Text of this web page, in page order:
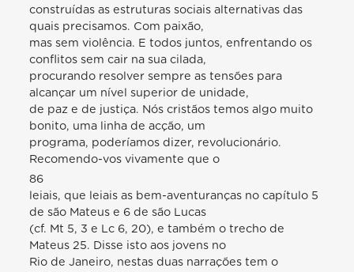
construídas as estruturas sociais alternativas das
quais precisamos. Com paixão,
mas sem violência. E todos juntos, enfrentando os
conflitos sem cair na sua cilada,
procurando resolver sempre as tensões para
alcançar um nível superior de unidade,
de paz e de justiça. Nós cristãos temos algo muito
bonito, uma linha de acção, um
programa, poderíamos dizer, revolucionário.
Recomendo-vos vivamente que o
86
leiais, que leiais as bem-aventuranças no capítulo 5
de são Mateus e 6 de são Lucas
(cf. Mt 5, 3 e Lc 6, 20), e também o trecho de
Mateus 25. Disse isto aos jovens no
Rio de Janeiro, nestas duas narrações tem o